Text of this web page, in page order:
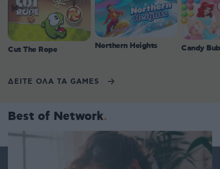
Cut The Rope Northern Heights Candy
ΔΕΙΤΕ ΟΛΑ ΤΑ GAMES
Best of Network